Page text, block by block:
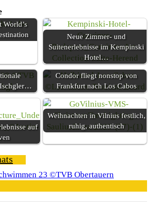
World’s
Neue Zimmer- und
Suitenerlebnisse im Kempinski
Hotel…
Condor fliegt nonstop von
Frankfurt nach Los Cabos
auf
Weihnachten in Vilnius festlich,
ruhig, authentisch